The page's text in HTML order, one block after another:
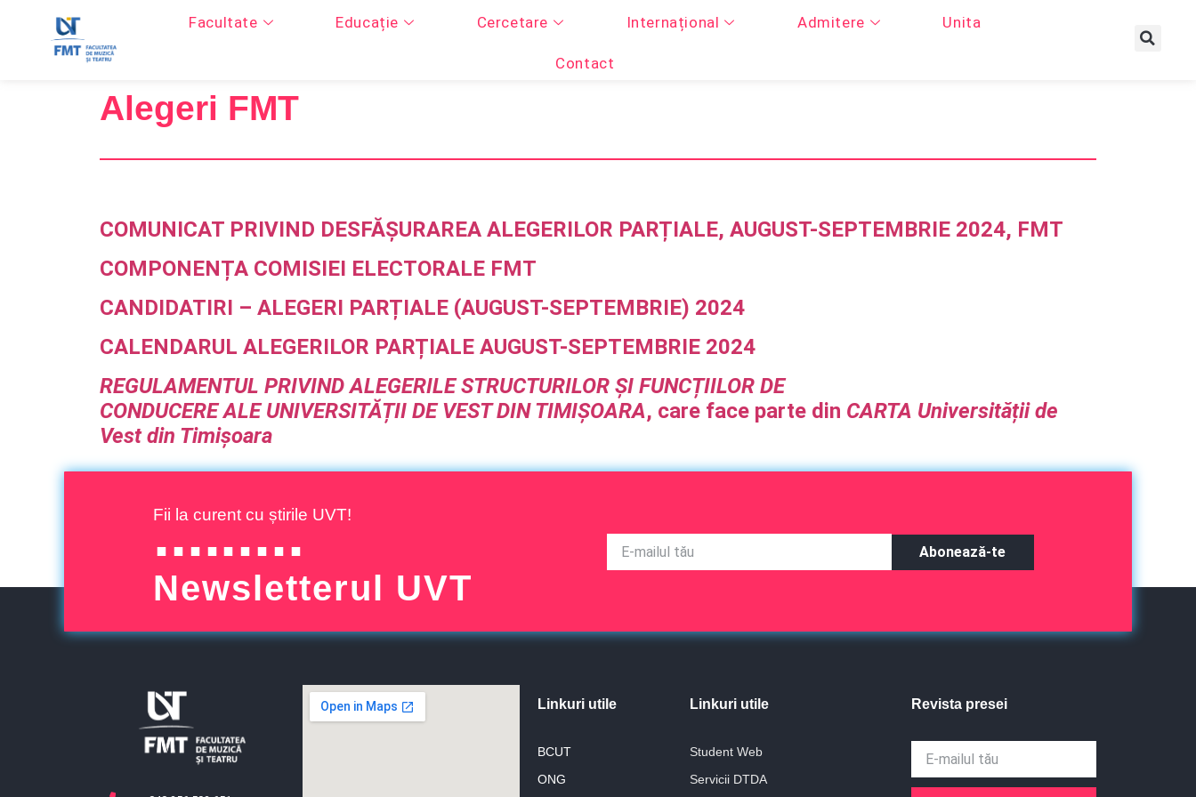
Facultate Educație Cercetare Internațional Admitere Unita
Contact
Alegeri FMT
COMUNICAT PRIVIND DESFĂȘURAREA ALEGERILOR PARȚIALE, AUGUST-SEPTEMBRIE 2024, FMT
COMPONENȚA COMISIEI ELECTORALE FMT
CANDIDATIRI – ALEGERI PARȚIALE (AUGUST-SEPTEMBRIE) 2024
CALENDARUL ALEGERILOR PARȚIALE AUGUST-SEPTEMBRIE 2024
REGULAMENTUL PRIVIND ALEGERILE STRUCTURILOR ȘI FUNCȚIILOR DE
CONDUCERE ALE UNIVERSITĂȚII DE VEST DIN TIMIȘOARA, care face parte din CARTA Universității de
Vest din Timișoara
Fii la curent cu știrile UVT!
Newsletterul UVT
Abonează-te
Linkuri utile
BCUT
ONG
Linkuri utile
Student Web
Servicii DTDA
Revista presei